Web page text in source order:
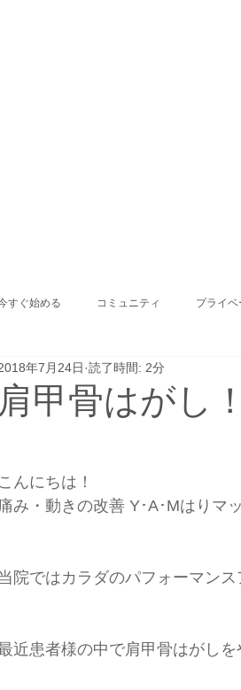
すぐ始める コミュニティ プライベ
肩甲骨はがし
年7月24日 読了時間: 2分
こんにちは！
み・動きの改善 Y･A･Mはりマ
院ではカラダのパフォーマンス
近患者様の中で肩甲骨はがし